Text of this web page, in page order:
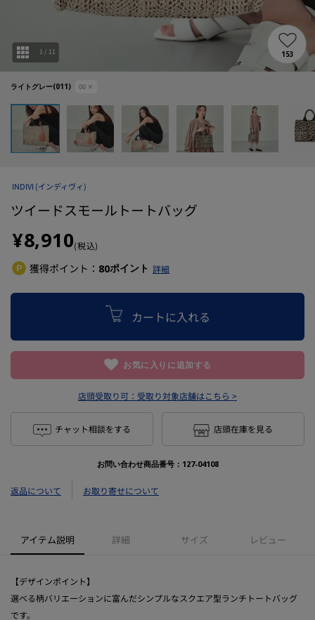
ライトグレー(011) 00 ×
1 / 11 153
INDIVI (インディヴィ)
ツイードスモールトートバッグ
¥8,910(税込)
獲得ポイント： 80ポイント 詳細
カートに入れる
お気に入りに追加する
店頭受取り可： 受取り対象店舗はこちら >
チャット相談をする 店頭在庫を見る
お問い合わせ商品番号： 127-04108
返品について お取り寄せについて
アイテム説明 詳細 サイズ レビュー
【デザインポイント】
選べる柄バリエーションに富んだシンプルなスクエア型ランチトートバッグ
です。